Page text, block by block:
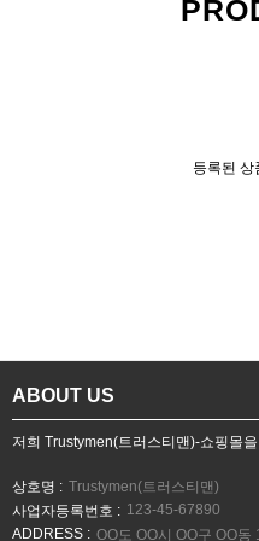
등록된 상
ABOUT US
저희 Trustymen(트러스티맨)-쇼핑몰
상호명 : Trustymen(트러스티맨)
사업자등록번호 : 123-45-67890
ADDRESS : OO도 OO시 OO구 OO동